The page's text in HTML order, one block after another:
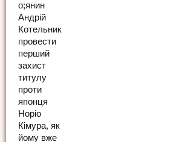
o;янин
Андрій
Котельник
провести
перший
захист
титулу
проти
японця
Норіо
Кімура, як
йому вже